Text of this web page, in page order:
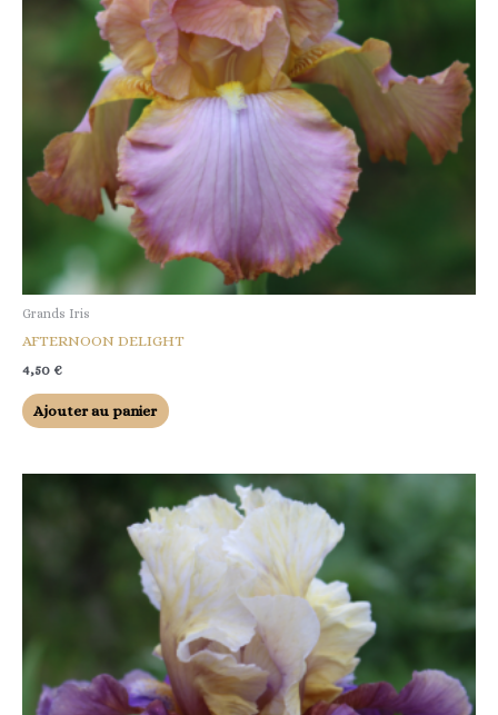
Grands Iris
AFTERNOON DELIGHT
4,50 €
Ajouter au panier